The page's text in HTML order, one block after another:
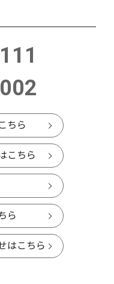
ちら
こちら
ら
はこちら